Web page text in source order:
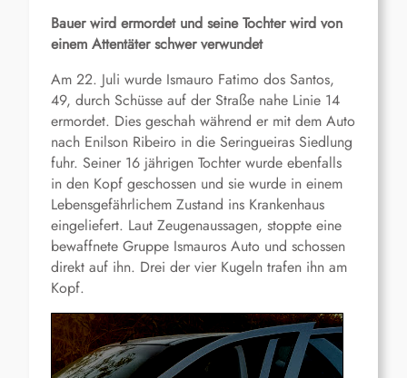
Bauer wird ermordet und seine Tochter wird von
einem Attentäter schwer verwundet
Am 22. Juli wurde Ismauro Fatimo dos Santos,
49, durch Schüsse auf der Straße nahe Linie 14
ermordet. Dies geschah während er mit dem Auto
nach Enilson Ribeiro in die Seringueiras Siedlung
fuhr. Seiner 16 jährigen Tochter wurde ebenfalls
in den Kopf geschossen und sie wurde in einem
Lebensgefährlichem Zustand ins Krankenhaus
eingeliefert. Laut Zeugenaussagen, stoppte eine
bewaffnete Gruppe Ismauros Auto und schossen
direkt auf ihn. Drei der vier Kugeln trafen ihn am
Kopf.